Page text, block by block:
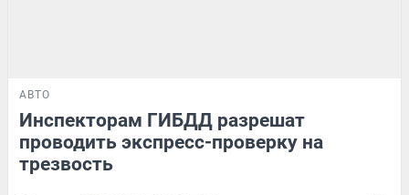
АВТО
Инспекторам ГИБДД разрешат
проводить экспресс-проверку на
трезвость